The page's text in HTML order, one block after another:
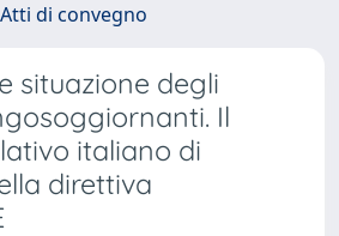
di convegno
situazione degli
Il
italiano di
direttiva